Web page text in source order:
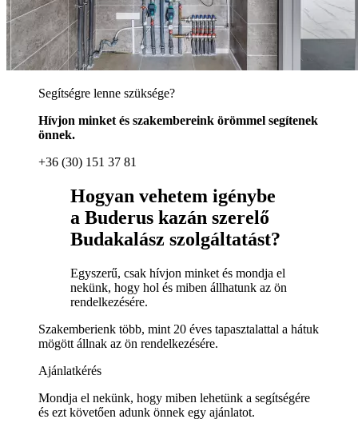
Segítségre lenne szüksége?
Hívjon minket és szakembereink örömmel segítenek
önnek.
+36 (30) 151 37 81
Hogyan vehetem igénybe
a Buderus kazán szerelő
Budakalász szolgáltatást?
Egyszerű, csak hívjon minket és mondja el
nekünk, hogy hol és miben állhatunk az ön
rendelkezésére.
Szakemberienk több, mint 20 éves tapasztalattal a hátuk
mögött állnak az ön rendelkezésére.
Ajánlatkérés
Mondja el nekünk, hogy miben lehetünk a segítségére
és ezt követően adunk önnek egy ajánlatot.